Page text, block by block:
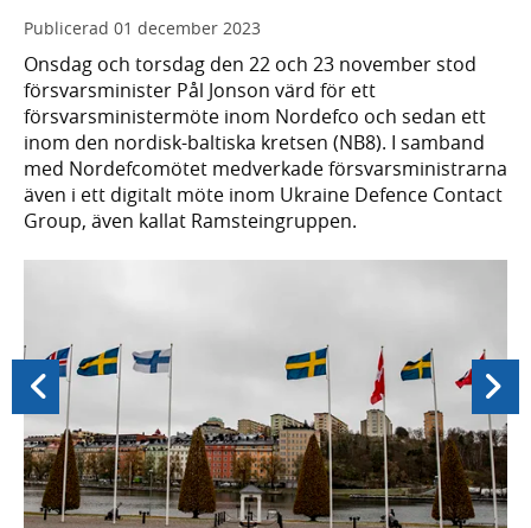
Publicerad 01 december 2023
Onsdag och torsdag den 22 och 23 november stod
försvarsminister Pål Jonson värd för ett
försvarsministermöte inom Nordefco och sedan ett
inom den nordisk-baltiska kretsen (NB8). I samband
med Nordefcomötet medverkade försvarsministrarna
även i ett digitalt möte inom Ukraine Defence Contact
Group, även kallat Ramsteingruppen.
Föregående Nästa